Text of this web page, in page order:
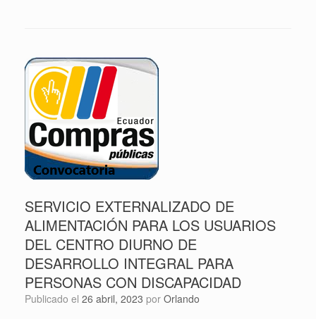
SERVICIO EXTERNALIZADO DE
ALIMENTACIÓN PARA LOS USUARIOS
DEL CENTRO DIURNO DE
DESARROLLO INTEGRAL PARA
PERSONAS CON DISCAPACIDAD
Publicado el 26 abril, 2023 por Orlando